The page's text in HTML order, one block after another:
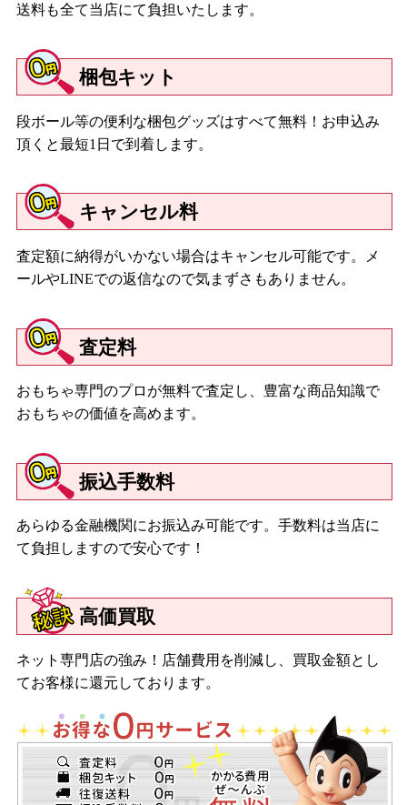
送料も全て当店にて負担いたします。
梱包キット
段ボール等の便利な梱包グッズはすべて無料！お申込み
頂くと最短1日で到着します。
キャンセル料
査定額に納得がいかない場合はキャンセル可能です。メ
ールやLINEでの返信なので気まずさもありません。
査定料
おもちゃ専門のプロが無料で査定し、豊富な商品知識で
おもちゃの価値を高めます。
振込手数料
あらゆる金融機関にお振込み可能です。手数料は当店に
て負担しますので安心です！
高価買取
ネット専門店の強み！店舗費用を削減し、買取金額とし
てお客様に還元しております。